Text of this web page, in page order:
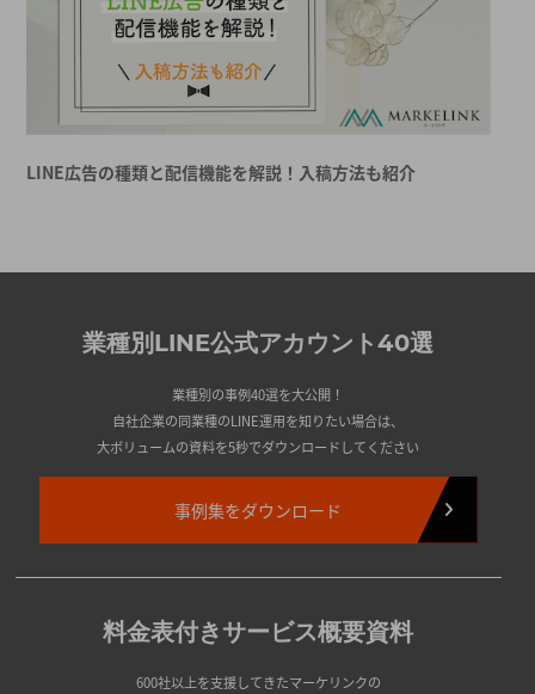
LINE広告の種類と配信機能を解説！入稿方法も紹介
業種別LINE公式アカウント40選
業種別の事例40選を大公開！
自社企業の同業種のLINE運用を知りたい場合は、
大ボリュームの資料を5秒でダウンロードしてください
事例集をダウンロード
料金表付きサービス概要資料
600社以上を支援してきたマーケリンクの